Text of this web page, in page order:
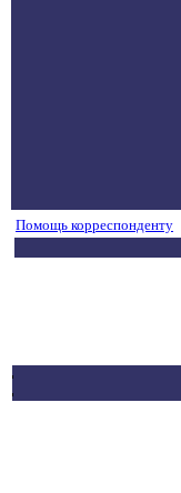
Помощь корреспонденту